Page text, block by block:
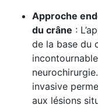
Approche
du crâne :
de la base du
invasive
aux lésions